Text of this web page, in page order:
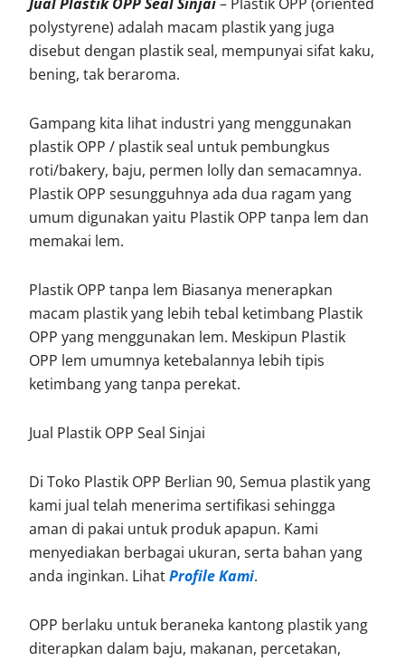
polystyrene) adalah macam plastik yang juga
disebut dengan plastik seal, mempunyai sifat kaku,
bening, tak beraroma.
Gampang kita lihat industri yang menggunakan
plastik OPP / plastik seal untuk pembungkus
roti/bakery, baju, permen lolly dan semacamnya.
Plastik OPP sesungguhnya ada dua ragam yang
umum digunakan yaitu Plastik OPP tanpa lem dan
memakai lem.
Plastik OPP tanpa lem Biasanya menerapkan
macam plastik yang lebih tebal ketimbang Plastik
OPP yang menggunakan lem. Meskipun Plastik
OPP lem umumnya ketebalannya lebih tipis
ketimbang yang tanpa perekat.
Jual Plastik OPP Seal Sinjai
Di Toko Plastik OPP Berlian 90, Semua plastik yang
kami jual telah menerima sertifikasi sehingga
aman di pakai untuk produk apapun. Kami
menyediakan berbagai ukuran, serta bahan yang
anda inginkan. LihatProfile Kami.
OPP berlaku untuk beraneka kantong plastik yang
diterapkan dalam baju, makanan, percetakan,